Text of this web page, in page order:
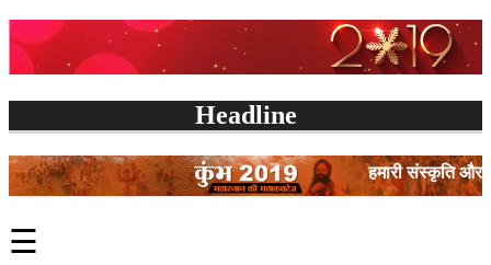
Headline
हमारी संस्कृति और विज्ञान एक ही है….
☰